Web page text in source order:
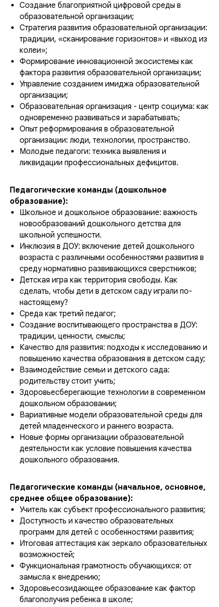
Создание благоприятной цифровой среды в
образовательной организации;
Стратегия развития образовательной организации:
традиции, «сканирование горизонтов» и «выход из
колеи»;
Формирование инновационной экосистемы как
фактора развития образовательной организации;
Управление созданием имиджа образовательной
организации;
Образовательная организация - центр социума: как
одновременно развиваться и зарабатывать;
Опыт реформирования в образовательной
организации: люди, технологии, пространство.
Молодые педагоги: техника выявления и
ликвидации профессиональных дефицитов.
Педагогические команды (дошкольное
образование):
Школьное и дошкольное образование: важность
новообразований дошкольного детства для
школьной успешности.
Инклюзия в ДОУ: включение детей дошкольного
возраста с различными особенностями развития в
среду нормативно развивающихся сверстников;
Детская игра как территория свободы. Как
сделать, чтобы дети в детском саду играли по-
настоящему?
Среда как третий педагог;
Создание воспитывающего пространства в ДОУ:
традиции, ценности, смыслы;
Качество для развития: подходы к исследованию и
повышению качества образования в детском саду;
Взаимодействие семьи и детского сада:
родительству стоит учить;
Здоровьесберегающие технологии в современном
дошкольном образовании;
Вариативные модели образовательной среды для
детей младенческого и раннего возраста.
Новые формы организации образовательной
деятельности как условие повышения качества
дошкольного образования.
Педагогические команды (начальное, основное,
среднее общее образование):
Учитель как субъект профессионального развития;
Доступность и качество образовательных
программ для детей с особенностями развития;
Итоговая аттестация как зеркало образовательных
возможностей;
Функциональная грамотность обучающихся: от
замысла к внедрению;
Здоровьесозидающее образование как фактор
благополучия ребенка в школе;